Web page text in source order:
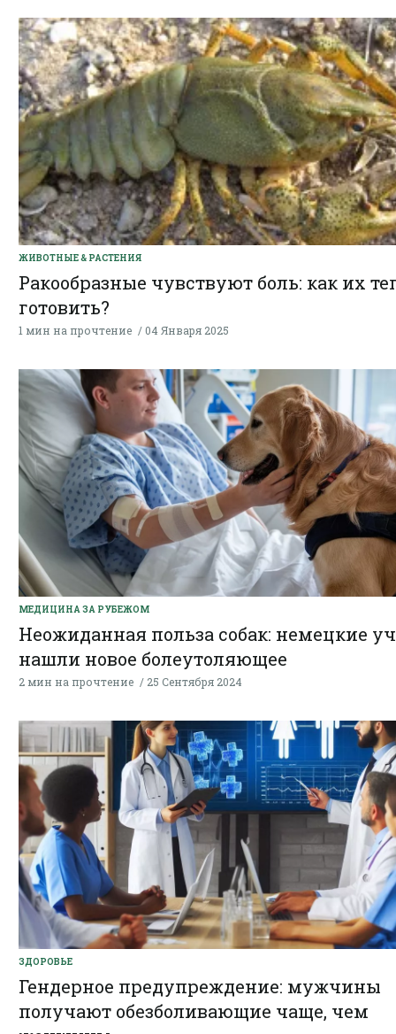
ЖИВОТНЫЕ & РАСТЕНИЯ
Ракообразные чувствуют боль: как их
готовить?
1 мин на прочтение 04 Января 2025
МЕДИЦИНА ЗА РУБЕЖОМ
Неожиданная польза собак: немецкие
нашли новое болеутоляющее
2 мин на прочтение 25 Сентября 2024
ЗДОРОВЬЕ
Гендерное предупреждение: мужчины
получают обезболивающие чаще, чем